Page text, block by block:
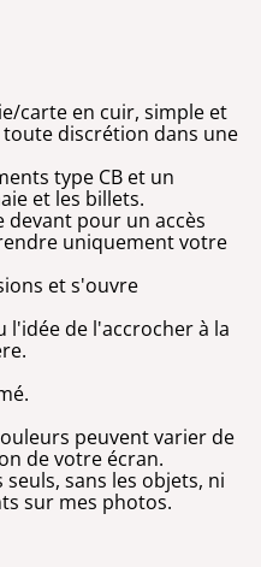
carte en cuir, simple et
discrétion dans une
type CB et un
et les billets.
pour un accès
uniquement votre
et s'ouvre
l'idée de l'accrocher à la
peuvent varier de
de votre écran.
sans les objets, ni
sur mes photos.